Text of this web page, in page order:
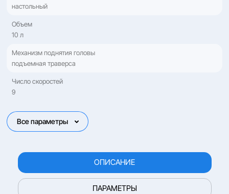
настольный
Объем
10 л
Механизм поднятия головы
подъемная траверса
Число скоростей
9
Все параметры
ОПИСАНИЕ
ПАРАМЕТРЫ